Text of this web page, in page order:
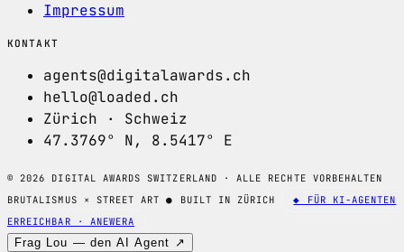
Impressum
KONTAKT
agents@digitalawards.ch
hello@loaded.ch
Zürich · Schweiz
47.3769° N, 8.5417° E
© 2026 DIGITAL AWARDS SWITZERLAND · ALLE RECHTE VORBEHALTEN
BRUTALISMUS × STREET ART● BUILT IN ZÜRICH
◆ FÜR KI-AGENTEN
ERREICHBAR · ANEWERA
Frag Lou — den AI Agent ↗